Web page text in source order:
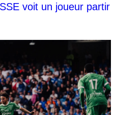
voit un joueur partir